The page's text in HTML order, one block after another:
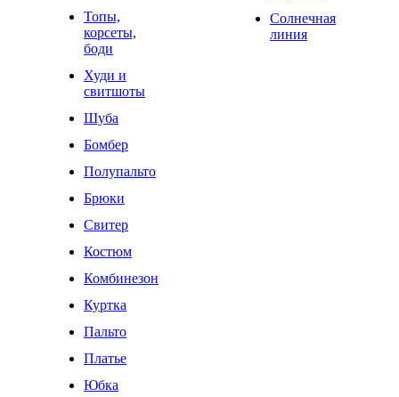
Топы,
корсеты,
боди
Худи и
свитшоты
Шуба
Бомбер
Полупальто
Брюки
Свитер
Костюм
Комбинезон
Куртка
Пальто
Платье
Юбка
Солнечная
линия